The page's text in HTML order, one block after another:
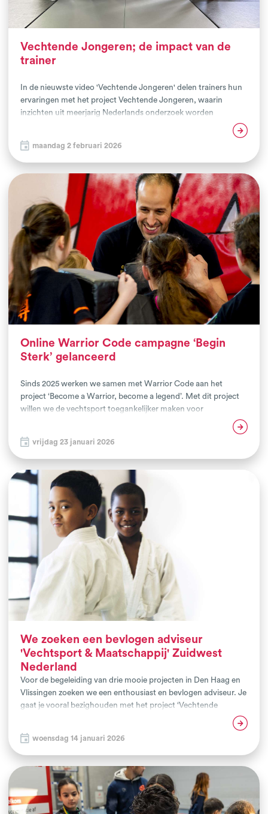
Vechtende Jongeren; de impact van de
trainer
In de nieuwste video 'Vechtende Jongeren' delen trainers hun
ervaringen met het project Vechtende Jongeren, waarin
inzichten uit meerjarig Nederlands onderzoek worden
sportpsychologen, een scholingsprogramma waarin trainers
en jongerenwerkers worden opgeleid en begeleid. De focus ligt
op veerkracht, talentontwikkeling en het versterken van grip
op het leven, zowel op de mat als daarbuiten. In Den Haag
hebben de trainers van 2 clubs het volledige Vechtende
Jongeren programma doorlopen. Wat doen ze anders? Welke
betekenis geven zij aan talent? En hoe kijken zij nu naar de
doelgroep? Deze vragen en meer staan centraal in de nieuwste
video Vechtende Jongeren, die vandaag is gelanceerd en te
bekijken is via ons YouTube-kanaal.
maandag 2 februari 2026
Online Warrior Code campagne ‘Begin
Sterk’ gelanceerd
Sinds 2025 werken we samen met Warrior Code aan het
project ‘Become a Warrior, become a legend’. Met dit project
willen we de vechtsport toegankelijker maken voor
uiteenlopende doelgroepen die nu nog niet of onvoldoende
influencers hopen we ze enthousiast te maken om een
vechtsport uit te proberen. Dit doen we door een online plek te
creëren waar vraag en aanbod samenkomen. Door
samenwerking met het Jeugdfonds Sport & Cultuur en het
Volwassenenfonds verkleinen we daarnaast de financiële
drempels voor deze doelgroep.
vrijdag 23 januari 2026
We zoeken een bevlogen adviseur
'Vechtsport & Maatschappij' Zuidwest
Nederland
Voor de begeleiding van drie mooie projecten in Den Haag en
Vlissingen zoeken we een enthousiast en bevlogen adviseur. Je
gaat je vooral bezighouden met het project ‘Vechtende
Jongeren’ in Vlissingen, het kwaliteit- en preventieprogramma
Do Den Haag en de organisatie van de Haagse Vechtsportdag.
Geloof jij net als wij in de verbindende kracht van sport? Vind je
maatschappelijke impact in je werk belangrijk? Word je
gelukkig van het begeleiden van vechtsportclubs en zie je
uitdaging om samen met hen het verschil te maken voor
doelgroepen die nog onvoldoende meedoen? Voel je je als een
vis in het water in de sportwereld, maar draai je je hand ook
woensdag 14 januari 2026